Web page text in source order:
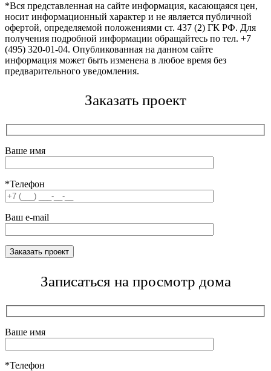
*Вся представленная на сайте информация, касающаяся цен,
носит информационный характер и не является публичной
офертой, определяемой положениями ст. 437 (2) ГК РФ. Для
получения подробной информации обращайтесь по тел. +7
(495) 320-01-04. Опубликованная на данном сайте
информация может быть изменена в любое время без
предварительного уведомления.
Заказать проект
Ваше имя
*Телефон
Ваш e-mail
Записаться на просмотр дома
Ваше имя
*Телефон